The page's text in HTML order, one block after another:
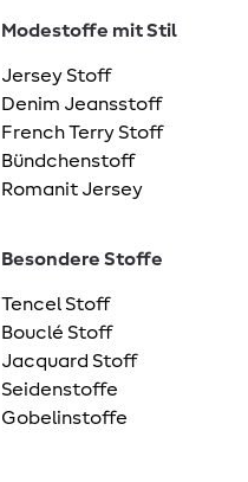
Modestoffe mit Stil
Jersey Stoff
Denim Jeansstoff
French Terry Stoff
Bündchenstoff
Romanit Jersey
Besondere Stoffe
Tencel Stoff
Bouclé Stoff
Jacquard Stoff
Seidenstoffe
Gobelinstoffe